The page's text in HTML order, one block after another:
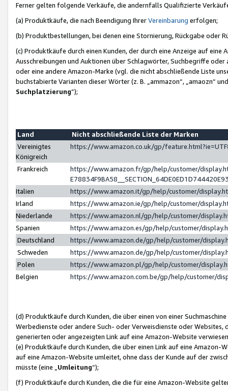
Ferner gelten folgende Verkäufe, die andernfalls Qualifizierte
(a) Produktkäufe, die nach Beendigung IhrerVereinbarung erfolgen;
(b) Produktbestellungen, bei denen eine Stornierung, Rückgabe oder
(c) Produktkäufe durch einen Kunden, der durch eine Anzeige auf
Ausschreibungen und Auktionen über Schlagwörter, Suchbegriffe
oder eine andere Amazon-Marke (vgl. die nicht abschließende Liste
buchstabierte Varianten dieser Wörter (z. B. „ammazon“, „amaozn“
Suchplatzierung”);
Land
Nicht abschließende Liste der Marken
Vereinigtes
Königreich
https://www.amazon.co.uk/gp/
Frankreich
https://www.amazon.fr/gp/help/customer/
Italien
https://www.amazon.it/gp/help/customer/
Irland
https://www.amazon.ie/gp/help/customer/
Niederlande
https://www.amazon.nl/gp/help/customer/
Spanien
https://www.amazon.es/gp/help/customer/
Deutschland
https://www.amazon.de/gp/help/customer/
Schweden
https://www.amazon.de/gp/help/customer/
Polen
https://www.amazon.pl/gp/help/customer/
Belgien
https://www.amazon.com.be/gp/help/customer/
(d) Produktkäufe durch Kunden, die über einen von einer
Werbedienste oder andere Such- oder Verweisdienste oder Websites,
generierten oder angezeigten Link auf eine Amazon-Website
(e) Produktkäufe durch Kunden, die über einen Link auf eine
auf eine Amazon-Website umleitet, ohne dass der Kunde auf der
müsste (eine „ Umleitung“);
(f) Produktkäufe durch Kunden, die die für eine Amazon-Website